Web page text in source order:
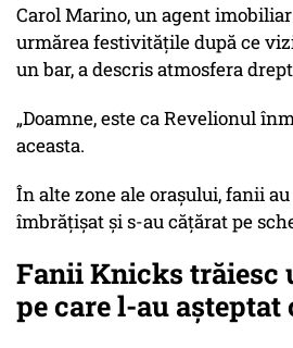
Carol Marino, un agent
urmărea festivitățile după ce
un bar, a descris atmosfera
„Doamne, este ca Revelionul
aceasta.
În alte zone ale orașului, fanii
îmbrățișat și s-au cățărat pe
Fanii Knicks trăiesc
pe care l-au așteptat